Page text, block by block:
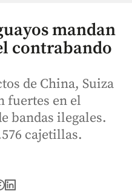
mandan
contrabando
de China, Suiza
fuertes en el
bandas ilegales.
cajetillas.